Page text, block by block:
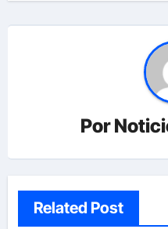
Por
Related Post